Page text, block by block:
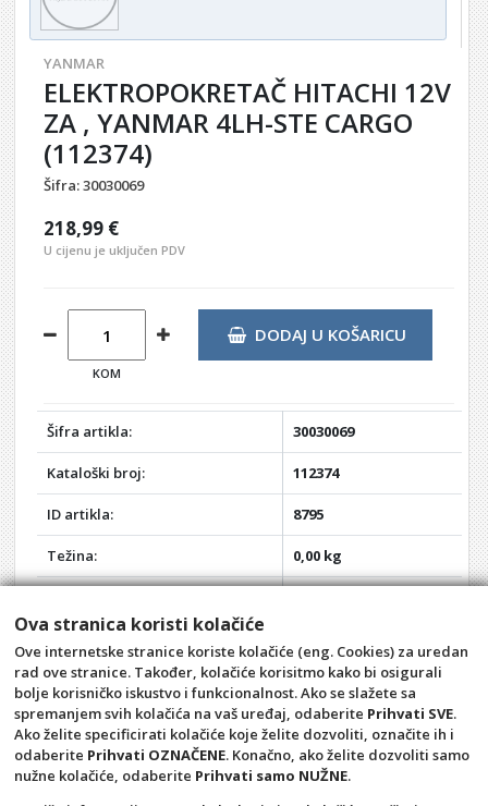
YANMAR
ELEKTROPOKRETAČ HITACHI 12V
ZA , YANMAR 4LH-STE CARGO
(112374)
Šifra:30030069
218,99 €
U cijenu je uključen PDV
KOM
DODAJ U KOŠARICU
Šifra artikla: 30030069
Kataloški broj: 112374
ID artikla: 8795
Težina: 0,00 kg
Vaša cijena: 218,99 kn
Opći uvjeti
Pravila privatnosti
Raskid ugovora – povrat
Prigovor potrošača –
Ova stranica koristi kolačiće
Ove internetske stranice koriste kolačiće (eng. Cookies) za uredan
rad ove stranice. Također, kolačiće korisitmo kako bi osigurali
bolje korisničko iskustvo i funkcionalnost. Ako se slažete sa
spremanjem svih kolačića na vaš uređaj, odaberite Prihvati SVE.
Ako želite specificirati kolačiće koje želite dozvoliti, označite ih i
odaberite Prihvati OZNAČENE. Konačno, ako želite dozvoliti samo
nužne kolačiće, odaberite Prihvati samo NUŽNE.